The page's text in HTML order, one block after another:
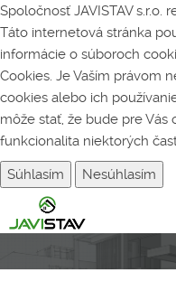
Spoločnosť JAVISTAV s.r.o.
Táto internetová stránka
informácie o súboroch
Cookies. Je Vaším právom
cookies alebo ich
môže stať, že bude pre
funkcionalita niektorých
Súhlasím Nesúhlasím